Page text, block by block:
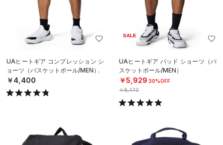
UAヒートギア コンプレッション シ
ョーツ（バスケットボール/MEN）
￥4,400
SALE
UAヒートギア パッド ショーツ（バ
スケットボール/MEN）
￥5,929 30%OFF
￥8,470